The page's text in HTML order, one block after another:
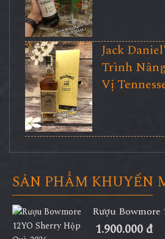
Jack
Trình
Vị
SẢN PHẨM KHUYẾN
Rượu Bowmore
1.900.000 đ